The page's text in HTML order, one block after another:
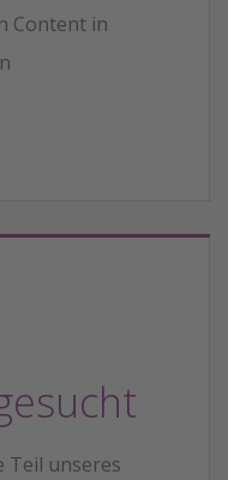
Content in
Teil unseres